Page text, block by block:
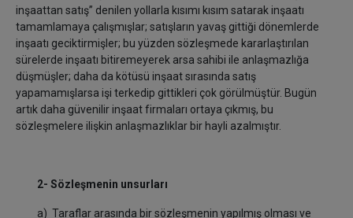
inşaattan satış” denilen yollarla kısımı kısım satarak inşaatı
tamamlamaya çalışmışlar; satışların yavaş gittiği dönemlerde
inşaatı geciktirmişler; bu yüzden sözleşmede kararlaştırılan
sürelerde inşaatı bitiremeyerek arsa sahibi ile anlaşmazlığa
düşmüşler; daha da kötüsü inşaat sırasında satış
yapamamışlarsa işi terkedip gittikleri çok görülmüştür. Bugün
artık daha güvenilir inşaat firmaları ortaya çıkmış, bu
sözleşmelere ilişkin anlaşmazlıklar bir hayli azalmıştır.
2- Sözleşmenin unsurları
a) Taraflar arasında bir sözleşmenin yapılmış olması ve